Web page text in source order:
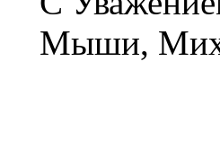
Мыши,